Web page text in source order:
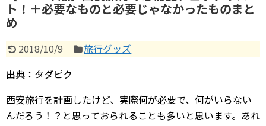
ト！＋必要なものと必要じゃなかったものまと
め
2018/10/9
旅行グッズ
出典：タダピク
西安旅行を計画したけど、実際何が必要で、何がいらない
んだろう！？と思っておられることも多いと思います。あれ
中国圏旅行ガイド
成都